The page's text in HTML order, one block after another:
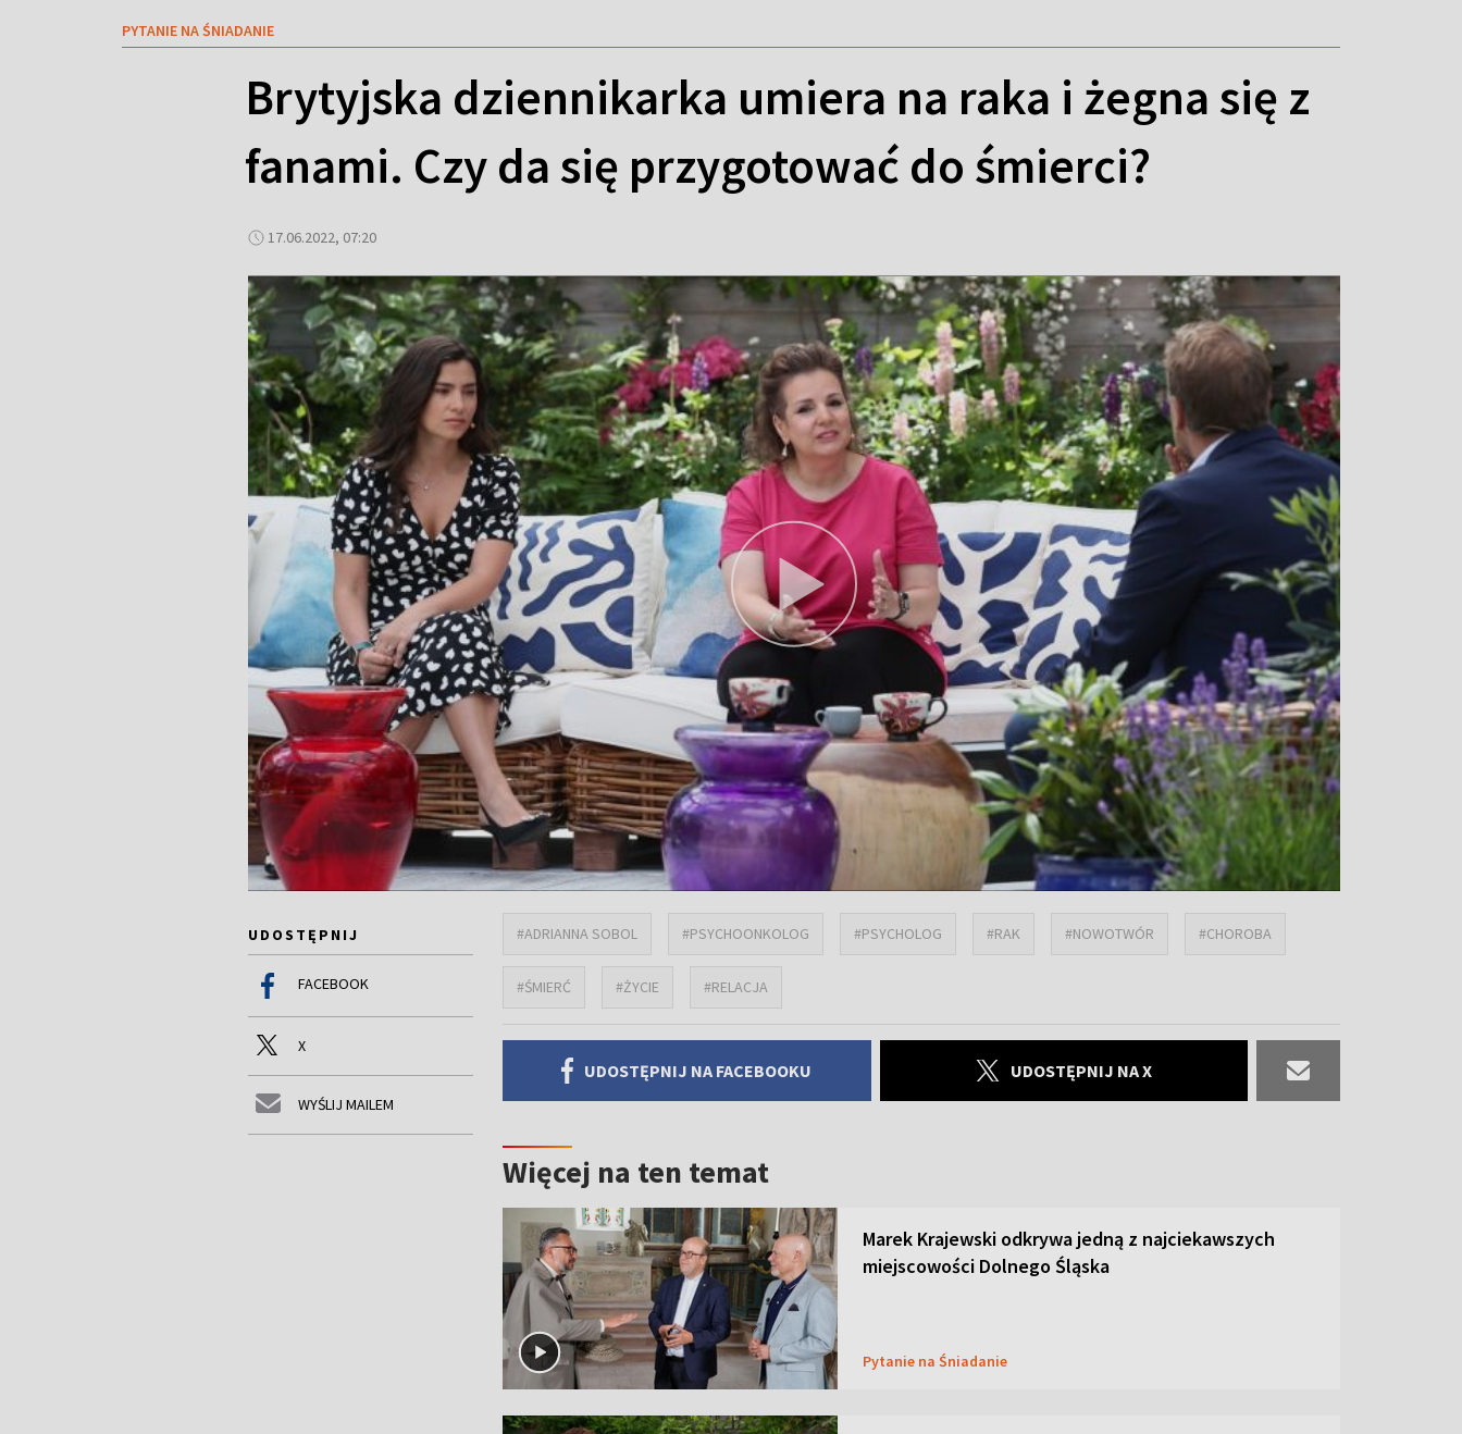
PYTANIE NA ŚNIADANIE
Brytyjska dziennikarka umiera na raka i żegna się z
fanami. Czy da się przygotować do śmierci?
17.06.2022, 07:20
UDOSTĘPNIJ
FACEBOOK
X
WYŚLIJ MAILEM
#ADRIANNA SOBOL #PSYCHOONKOLOG #PSYCHOLOG #RAK #NOWOTWÓR #CHOROBA
#ŚMIERĆ #ŻYCIE #RELACJA
UDOSTĘPNIJ NA FACEBOOKU UDOSTĘPNIJ NA X
Więcej na ten temat
Marek Krajewski odkrywa jedną z najciekawszych
miejscowości Dolnego Śląska
Pytanie na Śniadanie